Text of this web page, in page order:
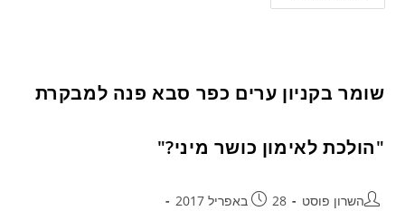
שומר בקניון ערים כפר סבא פנה למבקרת
"הולכת לאימון כושר מיני?"
השרון פוסט
28 באפריל 2017